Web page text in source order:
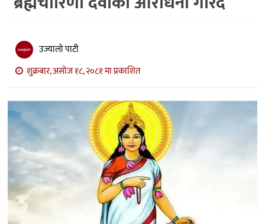
आर्थिक
अन्तर्वार्ता
मनोरञ्जन
विज्ञान
प्रविधि
खेलकुद
अन्य
उज्यालो पाटी
शुक्रबार, असोज १८, २०८१ मा प्रकाशित